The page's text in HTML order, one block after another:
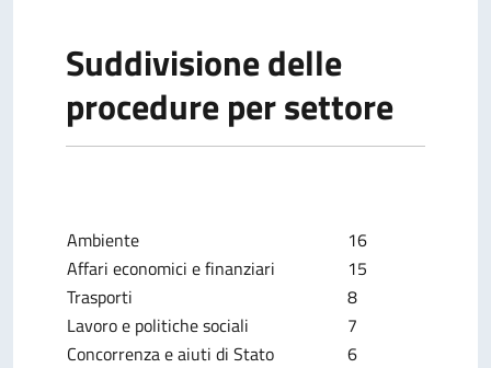
Suddivisione delle
procedure per settore
Ambiente
16
Affari economici e finanziari
15
Trasporti
8
Lavoro e politiche sociali
7
Concorrenza e aiuti di Stato
6